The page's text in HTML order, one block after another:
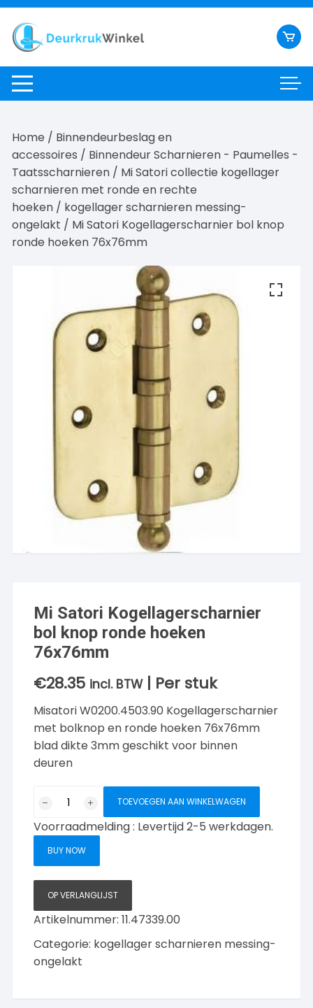
Ga
naar
inhoud
Home / Binnendeurbeslag en
accessoires / Binnendeur Scharnieren - Paumelles -
Taatsscharnieren / Mi Satori collectie kogellager
scharnieren met ronde en rechte
hoeken / kogellager scharnieren messing-
ongelakt / Mi Satori Kogellagerscharnier bol knop
ronde hoeken 76x76mm
Mi Satori Kogellagerscharnier
bol knop ronde hoeken
76x76mm
€28.35 incl. BTW | Per stuk
Misatori W0200.4503.90 Kogellagerscharnier
met bolknop en ronde hoeken 76x76mm
blad dikte 3mm geschikt voor binnen
deuren
Kogellagerscharnier
bol
ronde
hoeken
76x76mm
aantal
TOEVOEGEN AAN WINKELWAGEN
Voorraadmelding : Levertijd 2-5 werkdagen.
BUY NOW
OP VERLANGLIJST
Artikelnummer:11.47339.00
Categorie: kogellager scharnieren messing-
ongelakt